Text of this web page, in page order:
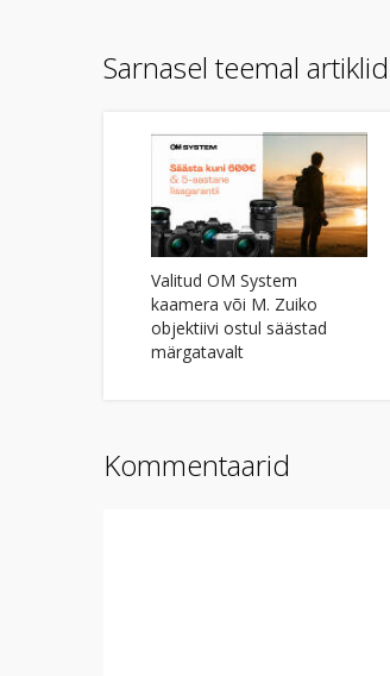
Sarnasel teemal artiklid
Valitud OM System
kaamera või M. Zuiko
objektiivi ostul säästad
märgatavalt
Kommentaarid